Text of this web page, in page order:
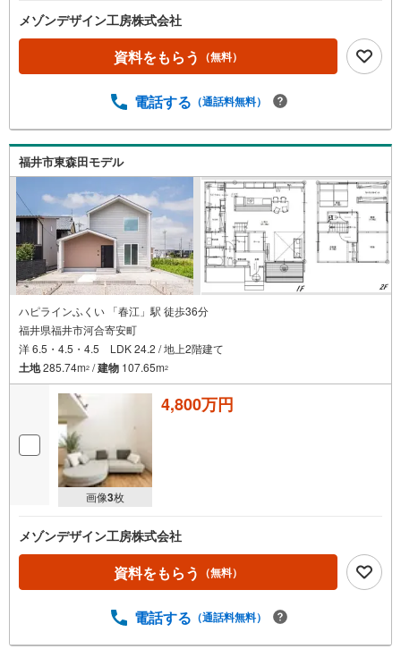
メゾンデザイン工房株式会社
資料をもらう （無料）
電話する （通話料無料）
福井市東森田モデル
ハピラインふくい 「春江」駅 徒歩36分
福井県福井市河合寄安町
洋 6.5・4.5・4.5 LDK 24.2 / 地上2階建て
土地285.74m2 /建物 107.65m2
画像3枚
4,800万円
メゾンデザイン工房株式会社
資料をもらう （無料）
電話する （通話料無料）